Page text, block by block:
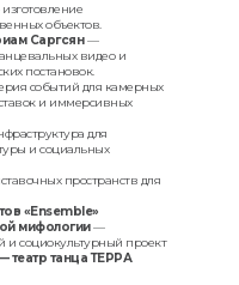
объектов.
Саргсян—
видео и
постановок.
событий для камерных
и иммерсивных
для
и социальных
пространств для
«Ensemble»
мифологии—
социокультурный проект
театр танца ТЕРРА